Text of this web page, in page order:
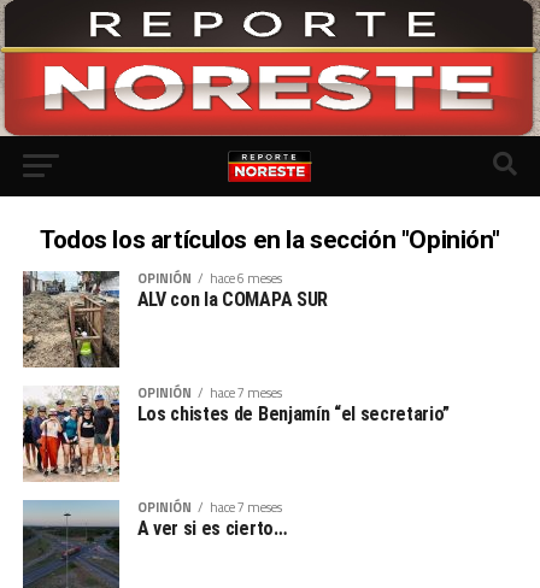
Todos los artículos en la sección "Opinión"
OPINIÓN hace 6 meses
ALV con la COMAPA SUR
OPINIÓN hace 7 meses
Los chistes de Benjamín “el secretario”
OPINIÓN hace 7 meses
A ver si es cierto…